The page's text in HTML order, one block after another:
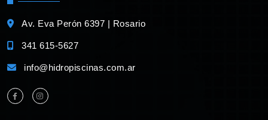
Av. Eva Perón 6397 | Rosario
341 615-5627
info@hidropiscinas.com.ar